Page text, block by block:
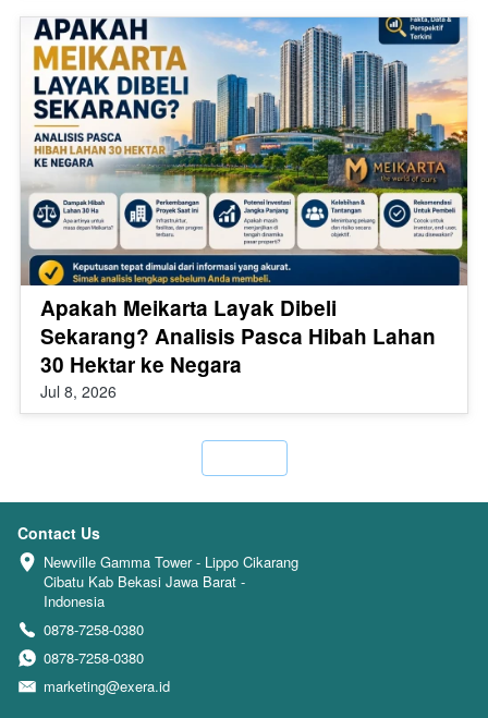
Apakah Meikarta Layak Dibeli
Sekarang? Analisis Pasca Hibah Lahan
30 Hektar ke Negara
Jul 8, 2026
Contact Us
Newville Gamma Tower - Lippo Cikarang
Cibatu Kab Bekasi Jawa Barat -
Indonesia
0878-7258-0380
0878-7258-0380
marketing@exera.id